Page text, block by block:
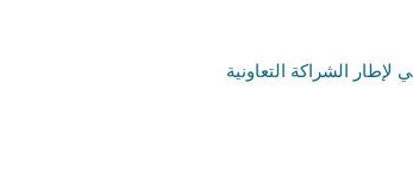
الشراكة التعاونية